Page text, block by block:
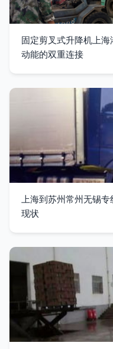
固定剪叉式升降机上
动能的双重连接
上海到苏州常州无锡
现状